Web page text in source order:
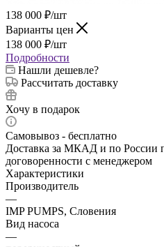
138 000 ₽/шт
Варианты цен
138 000 ₽/шт
Подробности
Нашли дешевле?
Рассчитать доставку
Хочу в подарок
Самовывоз - бесплатно
Доставка за МКАД и по России
договоренности с менеджером
Характеристики
Производитель
—
IMP PUMPS, Словения
Вид насоса
—